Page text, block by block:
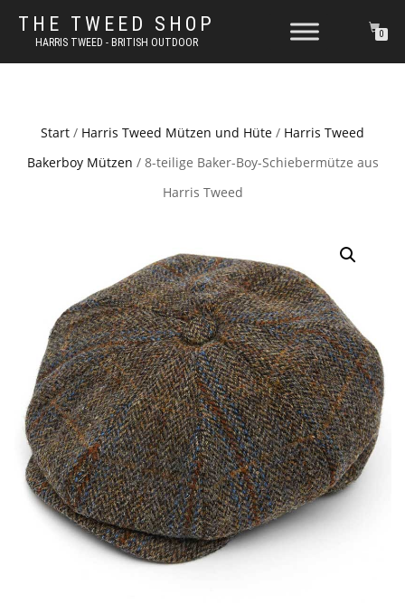
THE TWEED SHOP
HARRIS TWEED - BRITISH OUTDOOR
0
Start / Harris Tweed Mützen und Hüte / Harris Tweed
Bakerboy Mützen / 8-teilige Baker-Boy-Schiebermütze aus
Harris Tweed